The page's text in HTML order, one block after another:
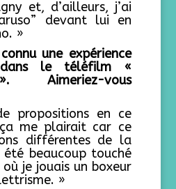
et, d’ailleurs, j’ai
devant lui en
»
une expérience
le téléfilm «
Aimeriez-vous
propositions en ce
me plairait car ce
différentes de la
été beaucoup touché
je jouais un boxeur
»